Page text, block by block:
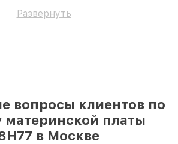
Развернуть
вопросы клиентов по
материнской платы
в Москве